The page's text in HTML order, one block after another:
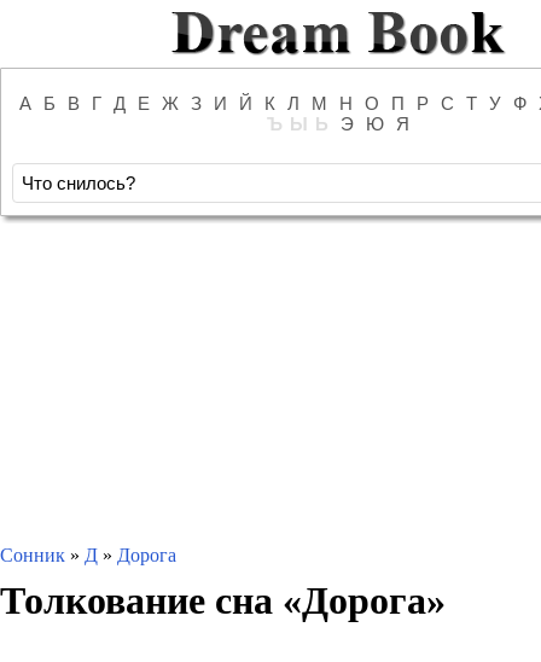
А Б В Г Д Е Ж З И Й К Л М Н О П Р С Т У Ф
Ъ Ы Ь Э Ю Я
Сонник » Д » Дорога
Толкование сна «Дорога»